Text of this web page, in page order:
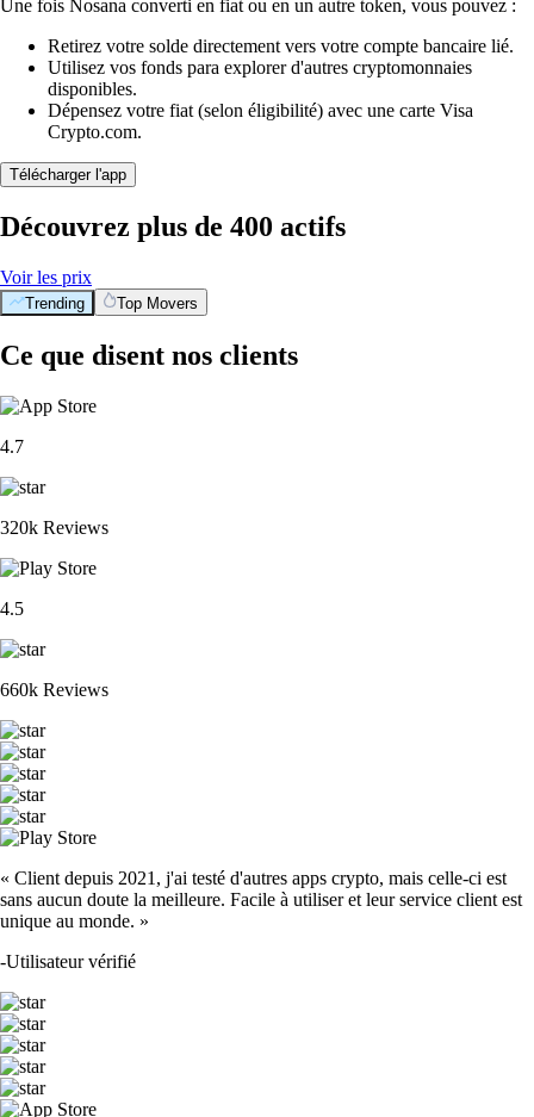
Une fois Nosana converti en fiat ou en un autre token, vous pouvez :
Retirez votre solde directement vers votre compte bancaire lié.
Utilisez vos fonds para explorer d'autres cryptomonnaies
disponibles.
Dépensez votre fiat (selon éligibilité) avec une carte Visa
Crypto.com.
Télécharger l'app
Découvrez plus de 400 actifs
Voir les prix
Trending Top Movers
Ce que disent nos clients
4.7
320k Reviews
4.5
660k Reviews
« Client depuis 2021, j'ai testé d'autres apps crypto, mais celle-ci est
sans aucun doute la meilleure. Facile à utiliser et leur service client est
unique au monde. »
-Utilisateur vérifié